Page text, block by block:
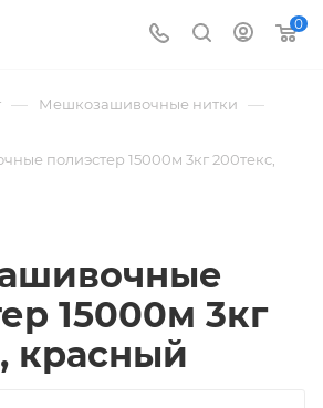
0
— Мешкозашивочные нитки —
полиэстер 15000м 3кг 200текс,
15000м 3кг
красный